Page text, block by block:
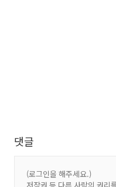
댓글